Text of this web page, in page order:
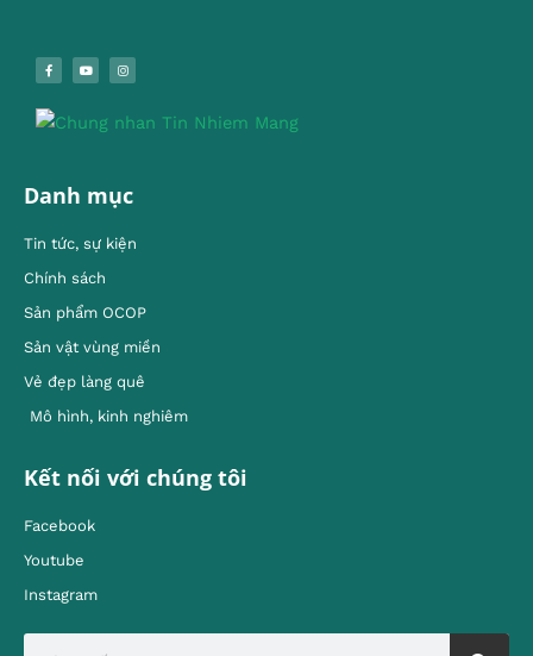
Danh mục
Tin tức, sự kiện
Chính sách
Sản phẩm OCOP
Sản vật vùng miền
Vẻ đẹp làng quê
Mô hình, kinh nghiêm
Kết nối với chúng tôi
Facebook
Youtube
Instagram